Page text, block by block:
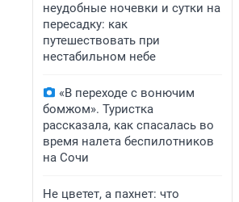
неудобные ночевки и сутки на
пересадку: как
путешествовать при
нестабильном небе
«В переходе с вонючим
бомжом». Туристка
рассказала, как спасалась во
время налета беспилотников
на Сочи
Не цветет, а пахнет: что